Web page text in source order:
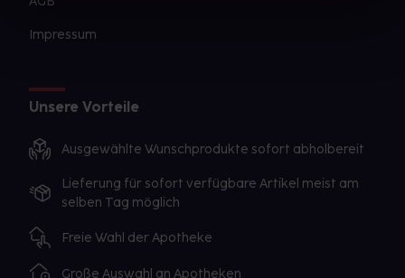
Impressum
Unsere Vorteile
Ausgewählte Wunschprodukte sofort abholbereit
Lieferung für sofort verfügbare Artikel meist am
selben Tag möglich
Freie Wahl der Apotheke
Große Auswahl an Apotheken